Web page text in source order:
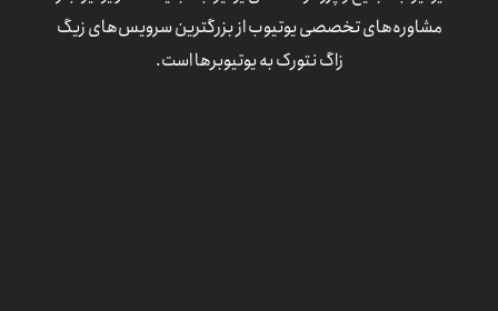
مشاوره‌های تخصصی یوتیوب از بزرگترین سرویس‌های زیگ
زاگ نتورک به یوتیوبرها است.